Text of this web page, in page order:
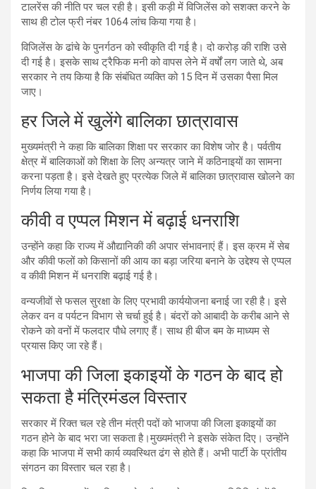
टालरेंस की नीति पर चल रही है। इसी कड़ी में विजिलेंस को सशक्त करने के
साथ ही टोल फ्री नंबर 1064 लांच किया गया है।
विजिलेंस के ढांचे के पुनर्गठन को स्वीकृति दी गई है। दो करोड़ की राशि उसे
दी गई है। इसके साथ ट्रैफिक मनी को वापस लेने में वर्षों लग जाते थे, अब
सरकार ने तय किया है कि संबंधित व्यक्ति को 15 दिन में उसका पैसा मिल
जाए।
हर जिले में खुलेंगे बालिका छात्रावास
मुख्यमंत्री ने कहा कि बालिका शिक्षा पर सरकार का विशेष जोर है। पर्वतीय
क्षेत्र में बालिकाओं को शिक्षा के लिए अन्यत्र जाने में कठिनाइयों का सामना
करना पड़ता है। इसे देखते हुए प्रत्येक जिले में बालिका छात्रावास खोलने का
निर्णय लिया गया है।
कीवी व एप्पल मिशन में बढ़ाई धनराशि
उन्होंने कहा कि राज्य में औद्यानिकी की अपार संभावनाएं हैं। इस क्रम में सेब
और कीवी फलों को किसानों की आय का बड़ा जरिया बनाने के उद्देश्य से एप्पल
व कीवी मिशन में धनराशि बढ़ाई गई है।
वन्यजीवों से फसल सुरक्षा के लिए प्रभावी कार्ययाेजना बनाई जा रही है। इसे
लेकर वन व पर्यटन विभाग से चर्चा हुई है। बंदरों को आबादी के करीब आने से
रोकने को वनों में फलदार पौधे लगाए हैं। साथ ही बीज बम के माध्यम से
प्रयास किए जा रहे हैं।
भाजपा की जिला इकाइयों के गठन के बाद हो
सकता है मंत्रिमंडल विस्तार
सरकार में रिक्त चल रहे तीन मंत्री पदों को भाजपा की जिला इकाइयों का
गठन होने के बाद भरा जा सकता है।मुख्यमंत्री ने इसके संकेत दिए। उन्होंने
कहा कि भाजपा में सभी कार्य व्यवस्थित ढंग से होते हैं। अभी पार्टी के प्रांतीय
संगठन का विस्तार चल रहा है।